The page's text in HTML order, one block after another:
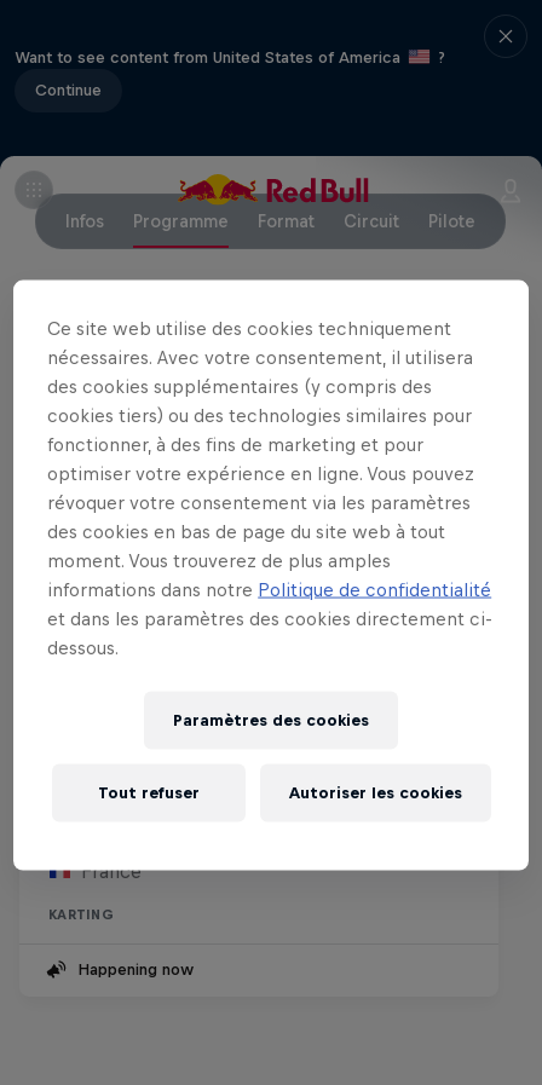
Want to see content from United States of America
?
Continue
Infos Programme Format Circuit Pilote
Événements associés
Red Bull Kart Fight
France
KARTING
Happening now
Ce site web utilise des cookies techniquement
nécessaires. Avec votre consentement, il utilisera
des cookies supplémentaires (y compris des
cookies tiers) ou des technologies similaires pour
fonctionner, à des fins de marketing et pour
optimiser votre expérience en ligne. Vous pouvez
révoquer votre consentement via les paramètres
des cookies en bas de page du site web à tout
moment. Vous trouverez de plus amples
informations dans notre Politique de confidentialité
et dans les paramètres des cookies directement ci-
dessous.
Paramètres des cookies
Tout refuser Autoriser les cookies